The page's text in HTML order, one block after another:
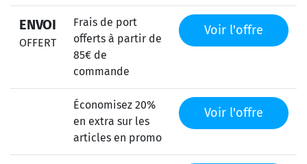
ENVOI
OFFERT
Frais de port
offerts à partir de
85€ de
commande
Voir l'offre
Économisez 20%
en extra sur les
articles en promo
Voir l'offre